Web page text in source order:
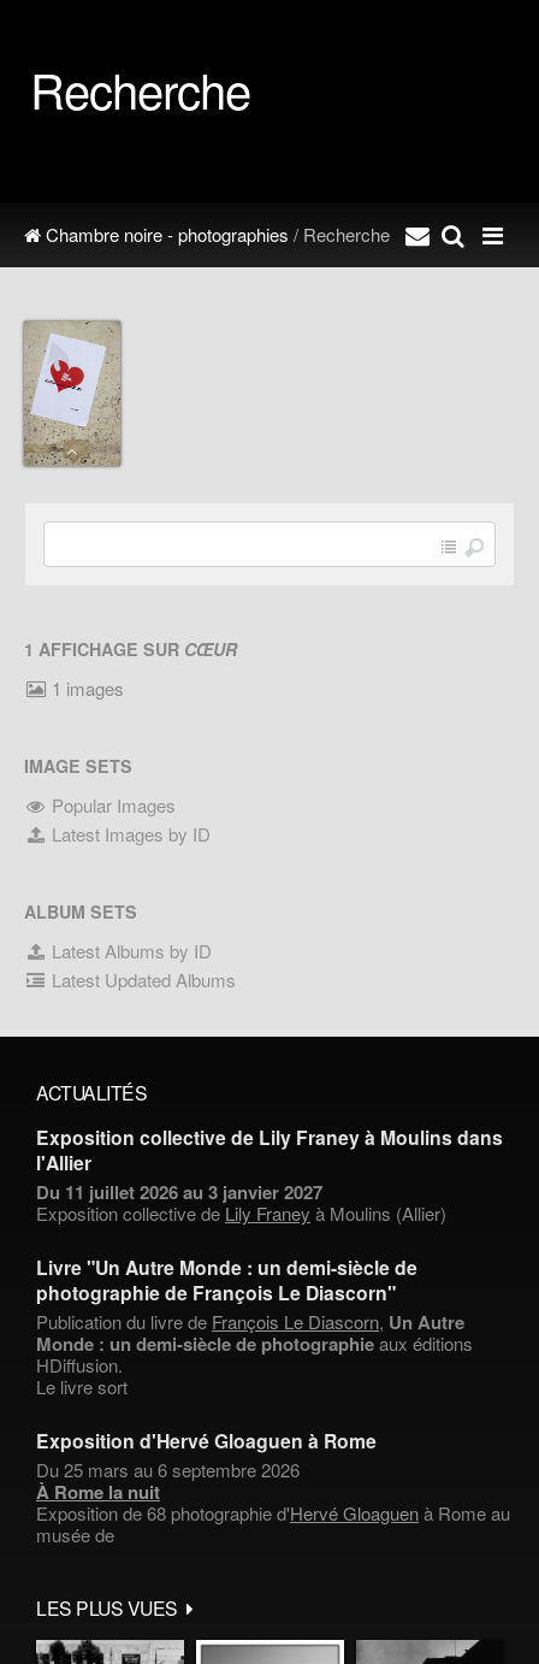
Recherche
Chambre noire - photographies / Recherche
1 AFFICHAGE SUR CŒUR
1 images
IMAGE SETS
Popular Images
Latest Images by ID
ALBUM SETS
Latest Albums by ID
Latest Updated Albums
ACTUALITÉS
Exposition collective de Lily Franey à Moulins dans
l'Allier
Du 11 juillet 2026 au 3 janvier 2027
Exposition collective de Lily Franey à Moulins (Allier)
Livre "Un Autre Monde : un demi-siècle de
photographie de François Le Diascorn"
Publication du livre de François Le Diascorn, Un Autre
Monde : un demi-siècle de photographieaux éditions
HDiffusion.
Le livre sort
Exposition d'Hervé Gloaguen à Rome
Du 25 mars au 6 septembre 2026
À Rome la nuit
Exposition de 68 photographie d'Hervé Gloaguenà Rome au
musée de
LES PLUS VUES